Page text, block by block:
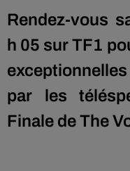
Rendez-vous
h 05 sur TF1
par les
Finale de The